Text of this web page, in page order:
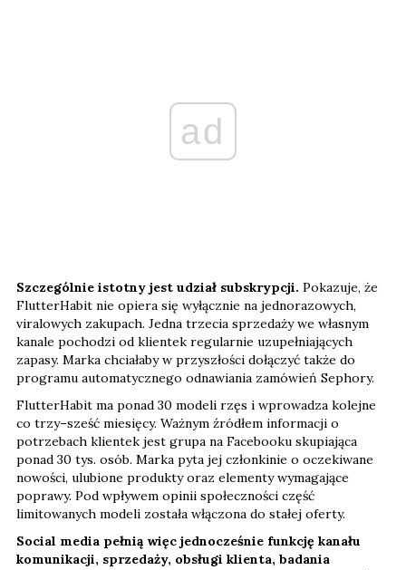
ad
Szczególnie istotny jest udział subskrypcji. Pokazuje, że
FlutterHabit nie opiera się wyłącznie na jednorazowych,
viralowych zakupach. Jedna trzecia sprzedaży we własnym
kanale pochodzi od klientek regularnie uzupełniających
zapasy. Marka chciałaby w przyszłości dołączyć także do
programu automatycznego odnawiania zamówień Sephory.
FlutterHabit ma ponad 30 modeli rzęs i wprowadza kolejne
co trzy–sześć miesięcy. Ważnym źródłem informacji o
potrzebach klientek jest grupa na Facebooku skupiająca
ponad 30 tys. osób. Marka pyta jej członkinie o oczekiwane
nowości, ulubione produkty oraz elementy wymagające
poprawy. Pod wpływem opinii społeczności część
limitowanych modeli została włączona do stałej oferty.
Social media pełnią więc jednocześnie funkcję kanału
komunikacji, sprzedaży, obsługi klienta, badania